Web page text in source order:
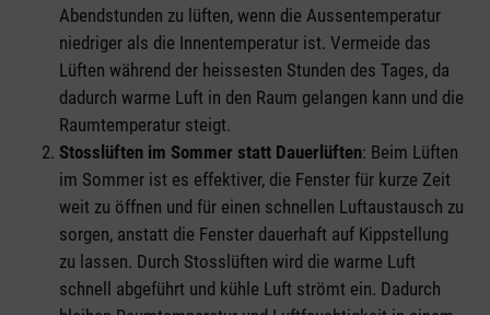
Abendstunden zu lüften, wenn die Aussentemperatur
niedriger als die Innentemperatur ist. Vermeide das
Lüften während der heissesten Stunden des Tages, da
dadurch warme Luft in den Raum gelangen kann und die
Raumtemperatur steigt.
Stosslüften im Sommer statt Dauerlüften: Beim Lüften
im Sommer ist es effektiver, die Fenster für kurze Zeit
weit zu öffnen und für einen schnellen Luftaustausch zu
sorgen, anstatt die Fenster dauerhaft auf Kippstellung
zu lassen. Durch Stosslüften wird die warme Luft
schnell abgeführt und kühle Luft strömt ein. Dadurch